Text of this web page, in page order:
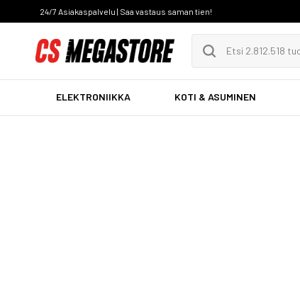
24/7 Asiakaspalvelu | Saa vastaus saman tien!
ELEKTRONIIKKA KOTI & ASUMINEN